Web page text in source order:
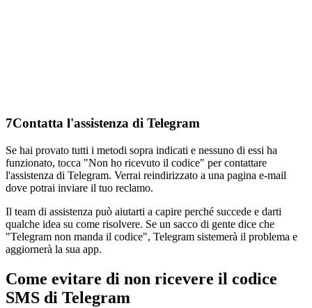
7Contatta l'assistenza di Telegram
Se hai provato tutti i metodi sopra indicati e nessuno di essi ha
funzionato, tocca "Non ho ricevuto il codice" per contattare
l'assistenza di Telegram. Verrai reindirizzato a una pagina e-mail
dove potrai inviare il tuo reclamo.
Il team di assistenza può aiutarti a capire perché succede e darti
qualche idea su come risolvere. Se un sacco di gente dice che
"Telegram non manda il codice", Telegram sistemerà il problema e
aggiornerà la sua app.
Come evitare di non ricevere il codice
SMS di Telegram